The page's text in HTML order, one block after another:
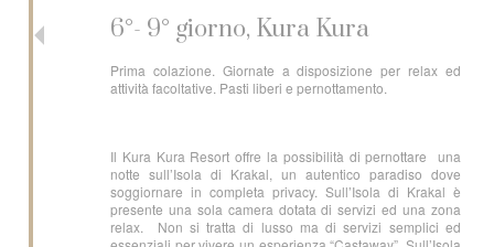
6°- 9° giorno, Kura Kura
Prima colazione. Giornate a disposizione per relax ed
attività facoltative. Pasti liberi e pernottamento.
Il Kura Kura Resort offre la possibilità di pernottare una
notte sull’Isola di Krakal, un autentico paradiso dove
soggiornare in completa privacy. Sull’Isola di Krakal è
presente una sola camera dotata di servizi ed una zona
relax. Non si tratta di lusso ma di servizi semplici ed